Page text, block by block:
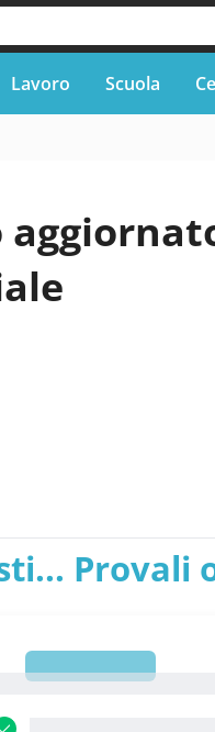
Lavoro Scuola
Provali